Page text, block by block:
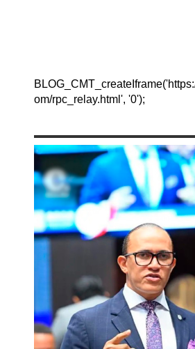
om/rpc_relay.html', '0');